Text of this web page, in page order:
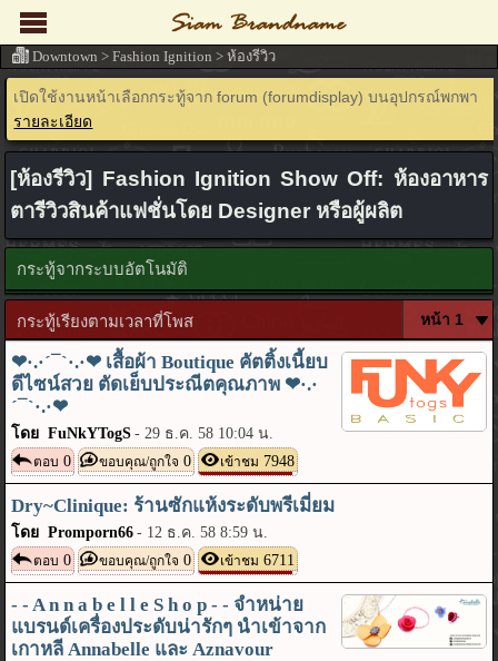
เปิดใช้งานหน้าเลือกกระทู้จาก forum (forumdisplay) บนอุปกรณ์พกพา
รายละเอียด
[ห้องรีวิว] Fashion Ignition Show Off: ห้องอาหาร
ตารีวิวสินค้าแฟชั่นโดย Designer หรือผู้ผลิต
กระทู้จากระบบอัตโนมัติ
กระทู้เรียงตามเวลาที่โพส
❤·.·´¯`·.·❤ เสื้อผ้า Boutique คัตติ้งเนี้ยบ
ดีไซน์สวย ตัดเย็บประณีตคุณภาพ ❤·.·
´¯`·.·❤
โดย FuNkYTogS -29 ธ.ค. 58 10:04 น.
ตอบ 0 ขอบคุณ/ถูกใจ 0 เข้าชม 7948
Dry~Clinique: ร้านซักแห้งระดับพรีเมี่ยม
โดย Promporn66 - 12 ธ.ค. 58 8:59 น.
ตอบ 0 ขอบคุณ/ถูกใจ 0 เข้าชม 6711
- - A n n a b e l l e S h o p - - จำหน่าย
แบรนด์เครื่องประดับน่ารักๆ นำเข้าจาก
เกาหลี Annabelle และ Aznavour
Downtown > Fashion Ignition > ห้องรีวิว